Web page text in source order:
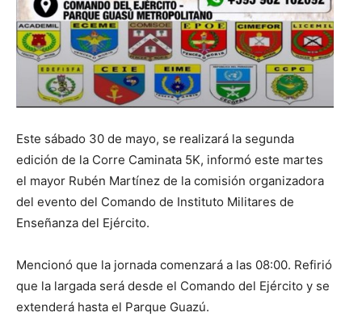
Este sábado 30 de mayo, se realizará la segunda
edición de la Corre Caminata 5K, informó este martes
el mayor Rubén Martínez de la comisión organizadora
del evento del Comando de Instituto Militares de
Enseñanza del Ejército.
Mencionó que la jornada comenzará a las 08:00. Refirió
que la largada será desde el Comando del Ejército y se
extenderá hasta el Parque Guazú.